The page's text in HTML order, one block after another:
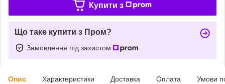
Купити з
Що таке купити з Пром?
Замовлення під захистом
Опис Характеристики Доставка Оплата Умови